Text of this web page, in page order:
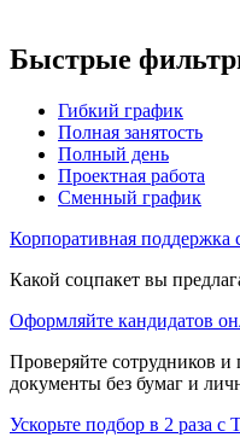
Быстрые
Гибкий график
Полная занятость
Полный день
Проектная работа
Сменный график
Корпоративная поддержка
Какой соцпакет вы
Оформляйте кандидатов
Проверяйте сотрудников
документы без бумаг и
Ускорьте подбор в 2 раза с